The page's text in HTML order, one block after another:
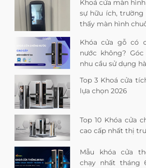
Khoá cửa màn
sự hữu ích, trường
thấy màn hình
Khóa cửa gỗ có
nước không?
nhu cầu sử dụng
Top 3 Khoá cửa
lựa chọn 2026
Top 10 Khóa cửa
cao cấp nhất thị
Mẫu khóa cửa
chạy nhất tháng